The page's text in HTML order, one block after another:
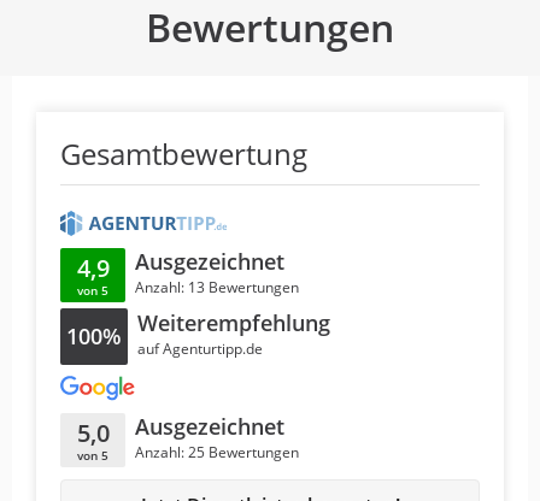
Bewertungen
Gesamtbewertung
4,9
von 5
Ausgezeichnet
Anzahl: 13 Bewertungen
100% Weiterempfehlung
auf Agenturtipp.de
5,0
von 5
Ausgezeichnet
Anzahl: 25 Bewertungen